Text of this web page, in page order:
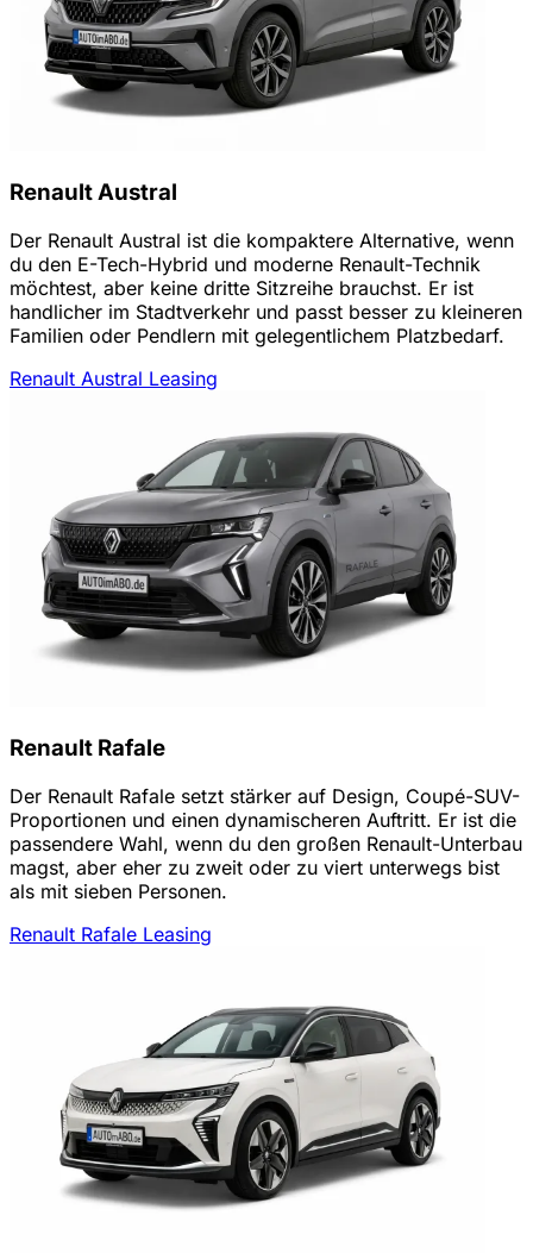
Renault Austral
Der Renault Austral ist die kompaktere Alternative, wenn
du den E-Tech-Hybrid und moderne Renault-Technik
möchtest, aber keine dritte Sitzreihe brauchst. Er ist
handlicher im Stadtverkehr und passt besser zu kleineren
Familien oder Pendlern mit gelegentlichem Platzbedarf.
Renault Austral Leasing
Renault Rafale
Der Renault Rafale setzt stärker auf Design, Coupé-SUV-
Proportionen und einen dynamischeren Auftritt. Er ist die
passendere Wahl, wenn du den großen Renault-Unterbau
magst, aber eher zu zweit oder zu viert unterwegs bist
als mit sieben Personen.
Renault Rafale Leasing